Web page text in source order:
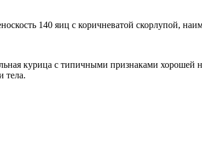
140 яиц с коричневатой скорлупой,
курица с типичными признаками
тела.